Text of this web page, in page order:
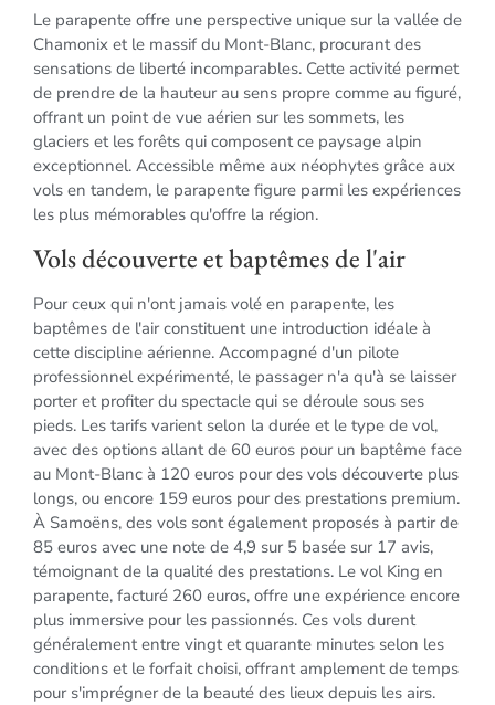
Le parapente offre une perspective unique sur la vallée de
Chamonix et le massif du Mont-Blanc, procurant des
sensations de liberté incomparables. Cette activité permet
de prendre de la hauteur au sens propre comme au figuré,
offrant un point de vue aérien sur les sommets, les
glaciers et les forêts qui composent ce paysage alpin
exceptionnel. Accessible même aux néophytes grâce aux
vols en tandem, le parapente figure parmi les expériences
les plus mémorables qu'offre la région.
Vols découverte et baptêmes de l'air
Pour ceux qui n'ont jamais volé en parapente, les
baptêmes de l'air constituent une introduction idéale à
cette discipline aérienne. Accompagné d'un pilote
professionnel expérimenté, le passager n'a qu'à se laisser
porter et profiter du spectacle qui se déroule sous ses
pieds. Les tarifs varient selon la durée et le type de vol,
avec des options allant de 60 euros pour un baptême face
au Mont-Blanc à 120 euros pour des vols découverte plus
longs, ou encore 159 euros pour des prestations premium.
À Samoëns, des vols sont également proposés à partir de
85 euros avec une note de 4,9 sur 5 basée sur 17 avis,
témoignant de la qualité des prestations. Le vol King en
parapente, facturé 260 euros, offre une expérience encore
plus immersive pour les passionnés. Ces vols durent
généralement entre vingt et quarante minutes selon les
conditions et le forfait choisi, offrant amplement de temps
pour s'imprégner de la beauté des lieux depuis les airs.